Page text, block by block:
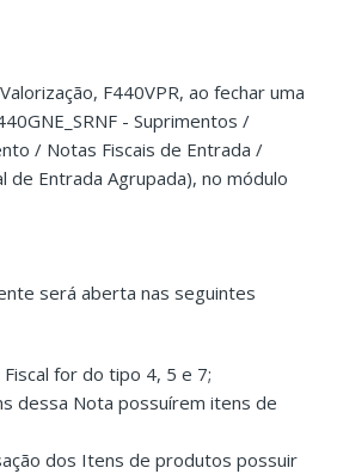
F440VPR, ao fechar uma
- Suprimentos /
/ Notas Fiscais de Entrada /
de Entrada Agrupada), no módulo
será aberta nas seguintes
for do tipo 4, 5 e 7;
dessa Nota possuírem itens de
dos Itens de produtos possuir